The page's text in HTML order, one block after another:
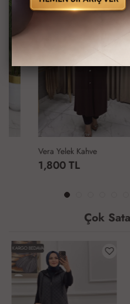
Vera Yelek Kahve
1,800 TL
Çok
KARGO BEDAVA